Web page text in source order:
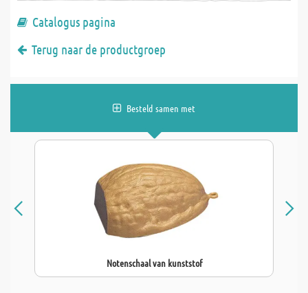
Catalogus pagina
Terug naar de productgroep
Besteld samen met
Notenschaal van kunststof